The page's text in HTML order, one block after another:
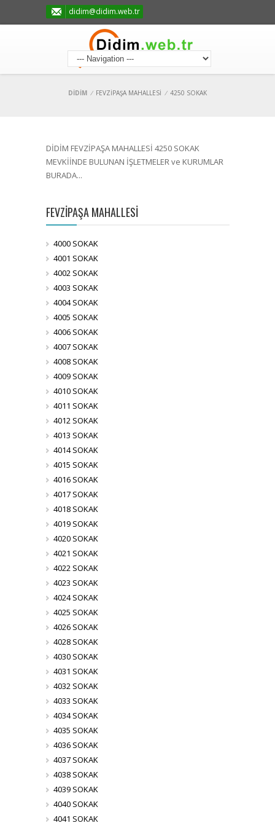
didim@didim.web.tr
DİDİM / FEVZİPAŞA MAHALLESİ / 4250 SOKAK
DİDİM FEVZİPAŞA MAHALLESİ 4250 SOKAK
MEVKİİNDE BULUNAN İŞLETMELER ve KURUMLAR
BURADA...
FEVZİPAŞA MAHALLESİ
4000 SOKAK
4001 SOKAK
4002 SOKAK
4003 SOKAK
4004 SOKAK
4005 SOKAK
4006 SOKAK
4007 SOKAK
4008 SOKAK
4009 SOKAK
4010 SOKAK
4011 SOKAK
4012 SOKAK
4013 SOKAK
4014 SOKAK
4015 SOKAK
4016 SOKAK
4017 SOKAK
4018 SOKAK
4019 SOKAK
4020 SOKAK
4021 SOKAK
4022 SOKAK
4023 SOKAK
4024 SOKAK
4025 SOKAK
4026 SOKAK
4028 SOKAK
4030 SOKAK
4031 SOKAK
4032 SOKAK
4033 SOKAK
4034 SOKAK
4035 SOKAK
4036 SOKAK
4037 SOKAK
4038 SOKAK
4039 SOKAK
4040 SOKAK
4041 SOKAK